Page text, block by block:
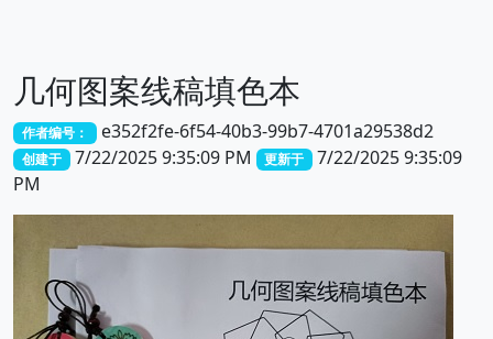
几何图案线稿填色本
作者编号： e352f2fe-6f54-40b3-99b7-4701a29538d2
创建于 7/22/2025 9:35:09 PM 更新于
7/22/2025 9:35:09
PM